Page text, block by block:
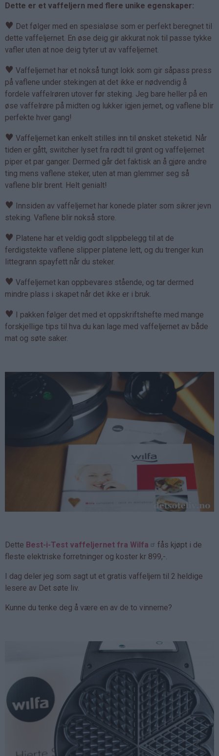
Dette er et vaffeljern med flere unike egenskaper:
♥ Det følger med en spesialøse som er perfekt beregnet til
dette vaffeljernet. En øse deig gir akkurat nok til passe tykke
vafler uten at noe deig tyter ut av vaffeljernet.
♥ Vaffeljernet har et nokså tungt lokk som gir såpass press
på vaflene under stekingen at det ikke er nødvendig å
fordele vaffelrøren utover før steking. Jeg bare heller på en
øse vaffelrøre på midten og lukker igjen jernet, og vaflene blir
perfekte hver gang!
♥ Vaffeljernet kan enkelt stilles inn til ønsket steketid. Når
tiden er gått, switcher lyset fra rødt til grønt og vaffeljernet
piper et par ganger. Dermed går det faktisk an å gjøre andre
ting mens vaflene steker, uten at man glemmer seg så
vaflene blir brent. Helt genialt!
♥ Innsiden av vaffeljernet har konede plater som sikrer jevn
steking. Vaflene blir nokså store.
♥ Platene har et veldig godt slippbelegg til at de
ferdigstekte vaflene slipper platene lett, og du trenger kun
littegrann spayfett når du steker.
♥ Vaffeljernet kan oppbevares stående, og tar dermed
mindre plass i skapet når det ikke er i bruk.
♥ I pakken følger det med et oppskriftshefte med mange
forskjellige tips til hva du kan lage med vaffeljernet av både
mat og søte saker.
Dette Best-i-Test vaffeljernet fra Wilfa
fås kjøpt i de
fleste elektriske forretninger og koster kr 899,-.
I dag deler jeg som sagt ut et gratis vaffeljern til 2 heldige
lesere av Det søte liv.
Kunne du tenke deg å være en av de to vinnerne?